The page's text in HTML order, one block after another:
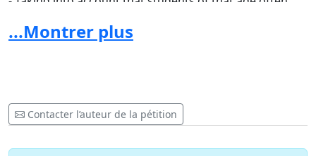
example: parent students, returning adult students,
There is no age to invest in one’s education. There
shouldn’t be any age limits to have access to the
student rate.
...Montrer plus
Contacter l’auteur de la pétition